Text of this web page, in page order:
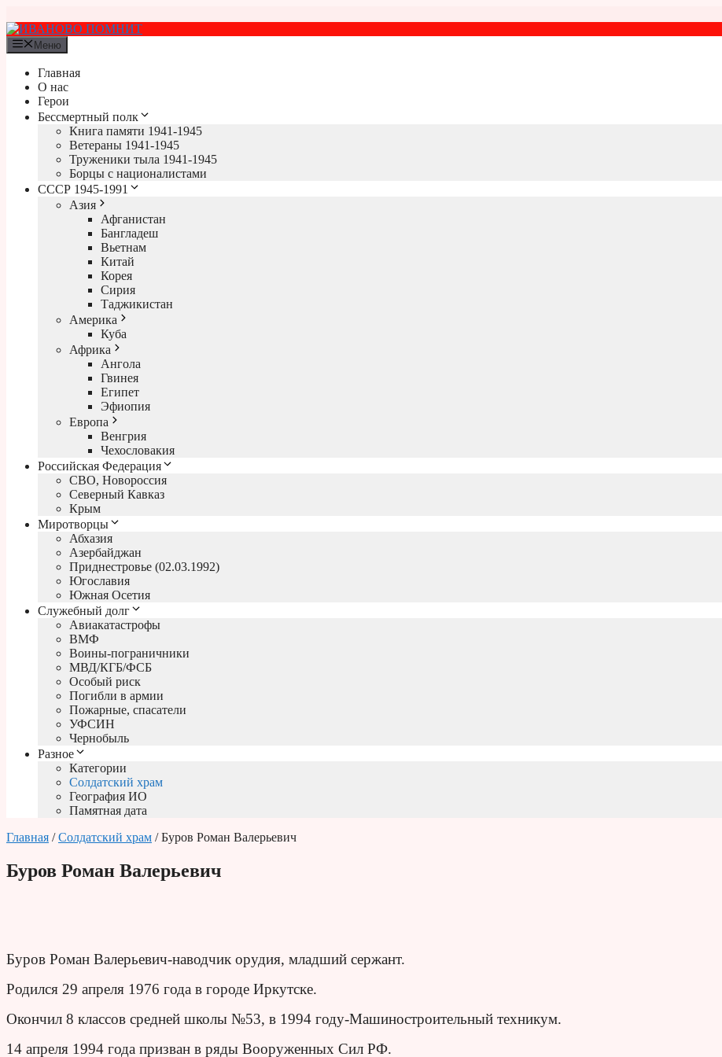
к
содержимому
Меню
Главная
О нас
Герои
Бессмертный полк
Книга памяти 1941-1945
Ветераны 1941-1945
Труженики тыла 1941-1945
Борцы с националистами
СССР 1945-1991
Азия
Афганистан
Бангладеш
Вьетнам
Китай
Корея
Сирия
Таджикистан
Америка
Куба
Африка
Ангола
Гвинея
Египет
Эфиопия
Европа
Венгрия
Чехословакия
Российская Федерация
СВО, Новороссия
Северный Кавказ
Крым
Миротворцы
Абхазия
Азербайджан
Приднестровье (02.03.1992)
Югославия
Южная Осетия
Служебный долг
Авиакатастрофы
ВМФ
Воины-пограничники
МВД/КГБ/ФСБ
Особый риск
Погибли в армии
Пожарные, спасатели
УФСИН
Чернобыль
Разное
Категории
Солдатский храм
География ИО
Памятная дата
Главная /Солдатский храм / Буров Роман Валерьевич
Буров Роман Валерьевич
Буров Роман Валерьевич-наводчик орудия, младший сержант.
Родился 29 апреля 1976 года в городе Иркутске.
Окончил 8 классов средней школы №53, в 1994 году-Машиностроительный техникум.
14 апреля 1994 года призван в ряды Вооруженных Сил РФ.